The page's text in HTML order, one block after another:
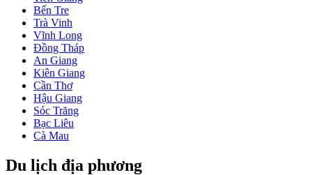
Bến Tre
Trà Vinh
Vĩnh Long
Đồng Tháp
An Giang
Kiên Giang
Cần Thơ
Hậu Giang
Sóc Trăng
Bạc Liêu
Cà Mau
Du lịch địa phương